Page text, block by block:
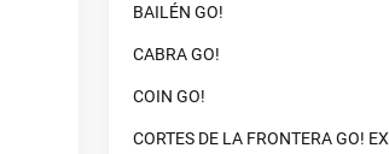
BAILÉN GO!
CABRA GO!
COIN GO!
CORTES DE LA FRONTERA GO!